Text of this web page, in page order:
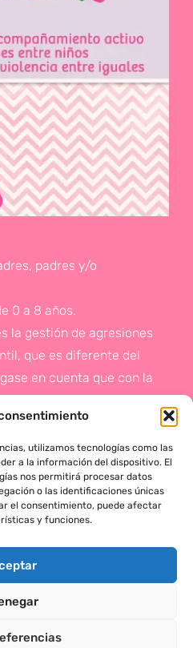
utilizamos tecnologías como las
a la información del dispositivo. El
nos permitirá procesar datos
o las identificaciones únicas
el consentimiento, puede afectar
y funciones.
padres y/o
0 a 8 años.
la gestión de agresiones
que es diferente del
en cuenta que con la
que suele aparecer
es el acoso.
LOS DERECHOS RESERVADOS